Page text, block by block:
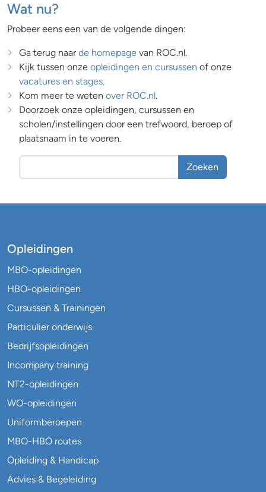
Wat nu?
Probeer eens een van de volgende dingen:
Ga terug naar de homepage van ROC.nl.
Kijk tussen onze opleidingen en cursussen of onze
vacatures en stages.
Kom meer te weten over ROC.nl.
Doorzoek onze opleidingen, cursussen en
scholen/instellingen door een trefwoord, beroep of
plaatsnaam in te voeren.
Zoeken
Opleidingen
MBO-opleidingen
HBO-opleidingen
Cursussen & Trainingen
Particulier onderwijs
Bedrijfsopleidingen
Incompany training
NT2-opleidingen
WO-opleidingen
Uniformberoepen
MBO-HBO routes
Opleiding & Handicap
Advies & Begeleiding